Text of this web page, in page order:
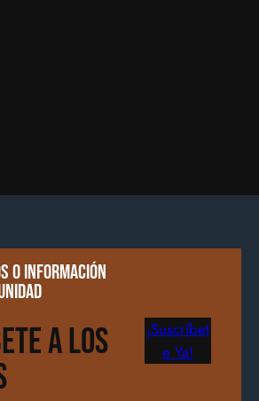
o información
a los
¡Suscríbet
e Ya!